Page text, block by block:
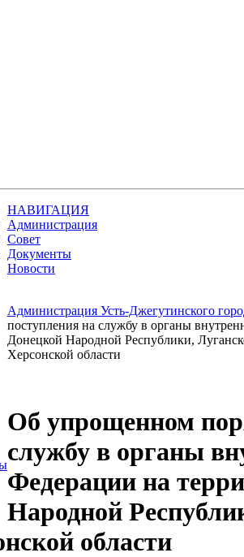
НАВИГАЦИЯ
Администрация
Совет
Документы
Новости
Администрация Усть-Джегутинского
поступления на службу в органы
Донецкой Народной Республики,
Херсонской области
Об упрощенном
службу в органы
Федерации на
Народной
области